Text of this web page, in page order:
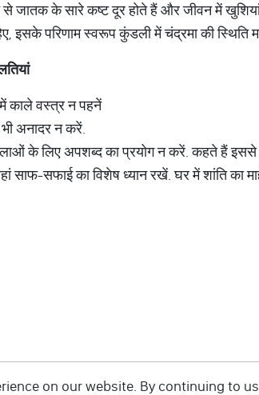
जातक के सारे कष्ट दूर होते हैं और जीवन में
इसके परिणाम स्वरूप कुंडली में चंद्रमा की स्थिति
काले वस्त्र न पहनें
अनादर न करें.
के लिए अपशब्द का प्रयोग न करें. कहते हैं इससे
साफ-सफाई का विशेष ध्यान रखें. घर में शांति का
on our website. By continuing to